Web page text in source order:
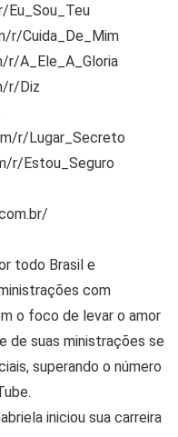
Eu_Sou_Teu
r/Cuida_De_Mim
r/A_Ele_A_Gloria
r/Diz
r/Lugar_Secreto
r/Estou_Seguro
todo Brasil e
com
o foco de levar o amor
de suas ministrações se
superando o número
iniciou sua carreira